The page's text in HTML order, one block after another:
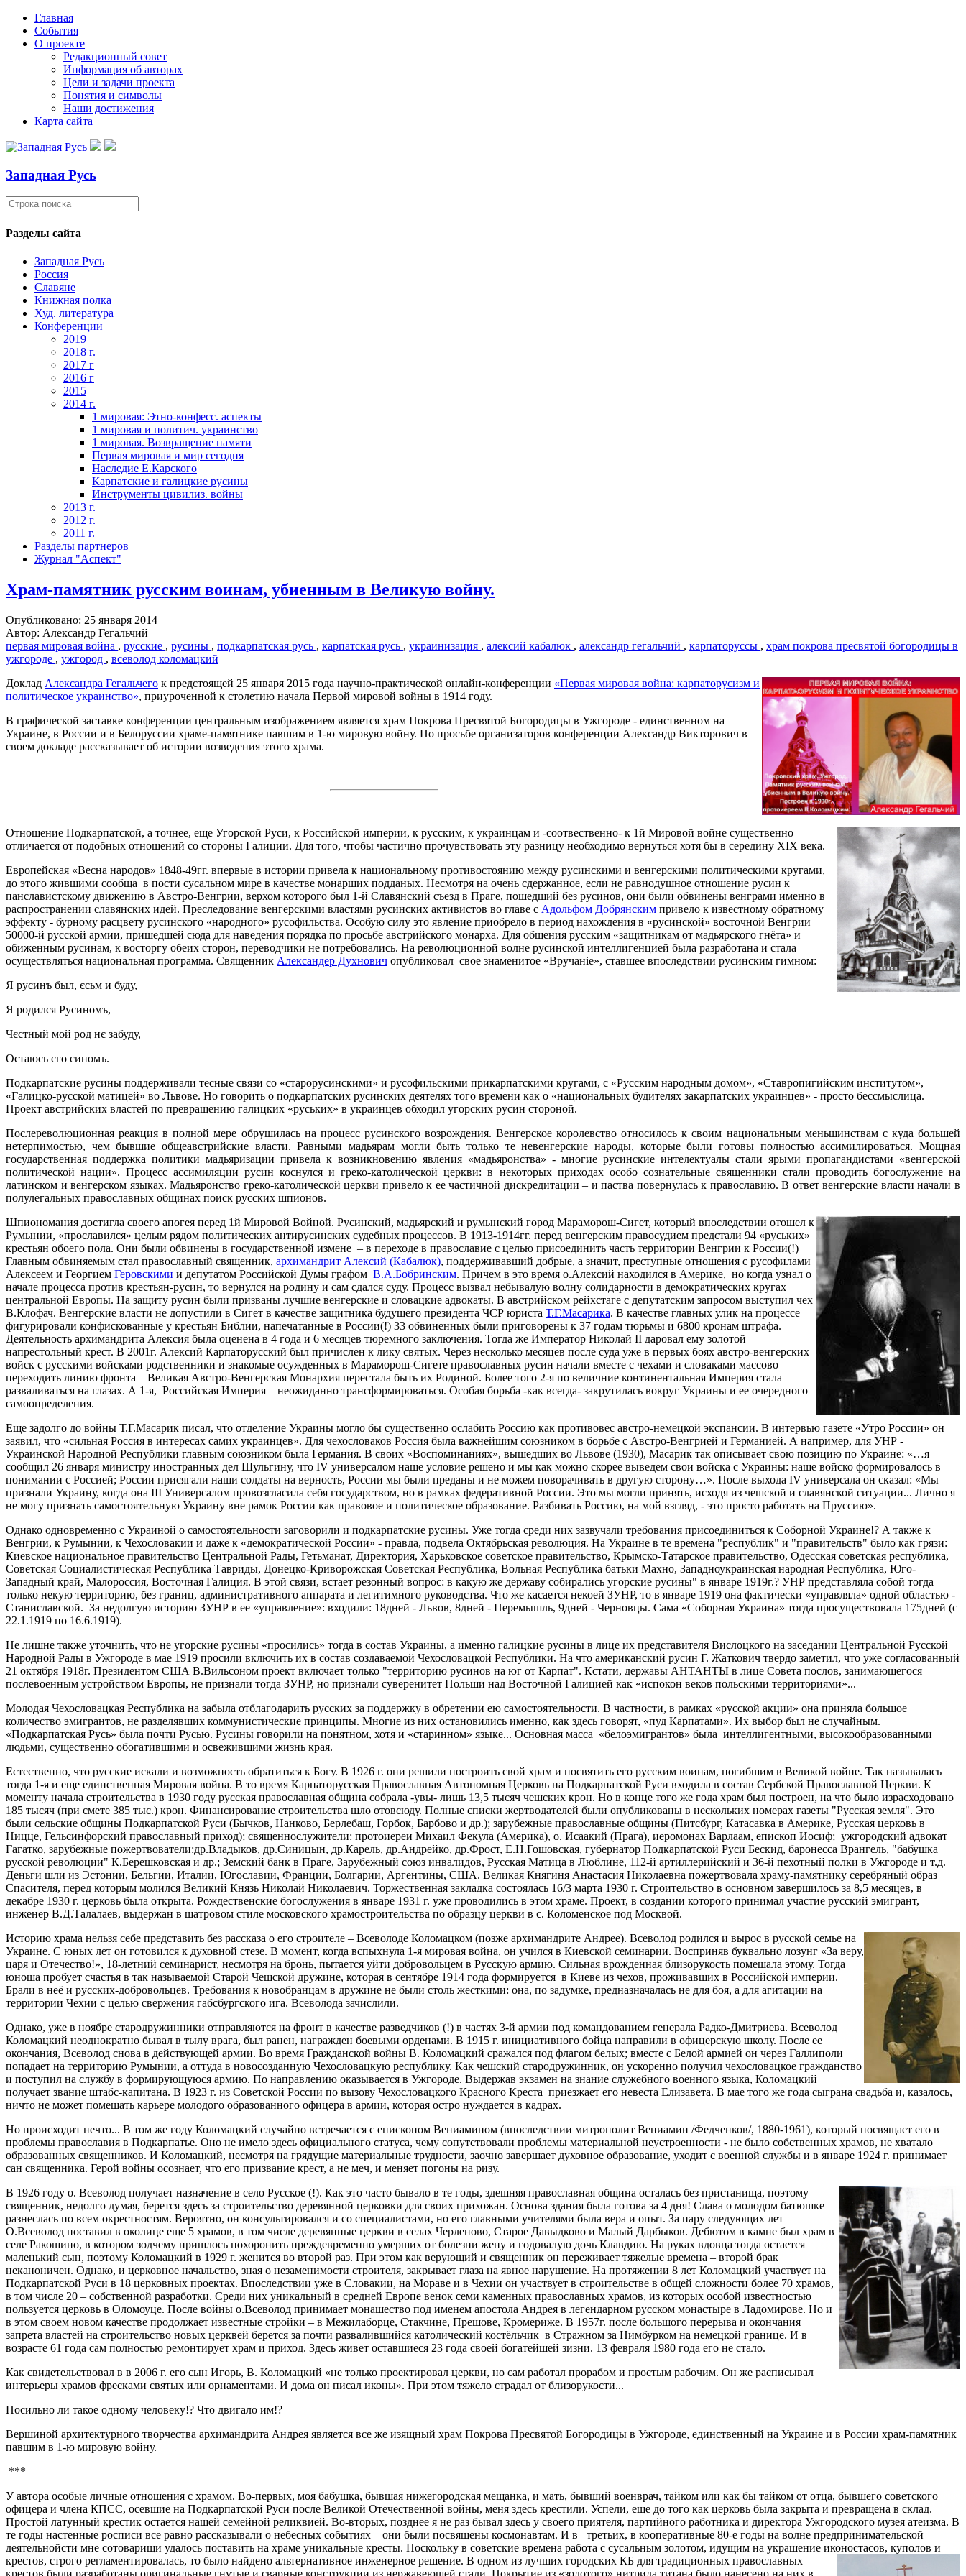
Главная
События
О проекте
Редакционный совет
Информация об авторах
Цели и задачи проекта
Понятия и символы
Наши достижения
Карта сайта
Западная Русь
Разделы сайта
Западная Русь
Россия
Славяне
Книжная полка
Худ. литература
Конференции
2019
2018 г.
2017 г
2016 г
2015
2014 г.
1 мировая: Этно-конфесс. аспекты
1 мировая и политич. украинство
1 мировая. Возвращение памяти
Первая мировая и мир сегодня
Наследие Е.Карского
Карпатские и галицкие русины
Инструменты цивилиз. войны
2013 г.
2012 г.
2011 г.
Разделы партнеров
Журнал "Аспект"
Храм-памятник русским воинам, убиенным в Великую войну.
Опубликовано: 25 января 2014
Автор: Александр Гегальчий
первая мировая война , русские , русины , подкарпатская русь , карпатская русь , украинизация , алексий кабалюк , александр гегальчий , карпаторуссы , храм покрова пресвятой богородицы в
ужгороде , ужгород , всеволод коломацкий
Доклад Александра Гегальчего к предстоящей 25 января 2015 года научно-практической онлайн-конференции «Первая мировая война: карпаторусизм и
политическое украинство», приуроченной к столетию начала Первой мировой войны в 1914 году.
В графической заставке конференции центральным изображением является храм Покрова Пресвятой Богородицы в Ужгороде - единственном на
Украине, в России и в Белоруссии храме-памятнике павшим в 1-ю мировую войну. По просьбе организаторов конференции Александр Викторович в
своем докладе рассказывает об истории возведения этого храма.
Отношение Подкарпатской, а точнее, еще Угорской Руси, к Российской империи, к русским, к украинцам и -соотвественно- к 1й Мировой войне существенно
отличается от подобных отношений со стороны Галиции. Для того, чтобы частично прочувствовать эту разницу необходимо вернуться хотя бы в середину ХIХ века.
Европейская «Весна народов» 1848-49гг. впервые в истории привела к национальному противостоянию между русинскими и венгерскими политическими кругами,
до этого жившими сообща в пости сусальном мире в качестве монарших подданых. Несмотря на очень сдержанное, если не равнодушное отношение русин к
панславистскому движению в Австро-Венгрии, верхом которого был 1-й Славянский съезд в Праге, пошедший без русинов, они были обвинены венграми именно в
распространении славянских идей. Преследование венгерскими властями русинских активистов во главе с Адольфом Добрянским привело к известному обратному
эффекту - бурному расцвету русинского «народного» русофильства. Особую силу это явление приобрело в период нахождения в «русинской» восточной Венгрии
50000-й русской армии, пришедшей сюда для наведения порядка по просьбе австрийского монарха. Для общения русским «защитникам от мадьярского гнёта» и
обиженным русинам, к восторгу обеих сторон, переводчики не потребовались. На революционной волне русинской интеллигенцией была разработана и стала
осуществляться национальная программа. Священник Александер Духнович опубликовал свое знаменитое «Вручаніе», ставшее впоследствии русинским гимном:
Я русинъ был, єсьм и буду,
Я родился Русиномъ,
Чєстный мой род нє забуду,
Остаюсь єго синомъ.
Подкарпатские русины поддерживали тесные связи со «старорусинскими» и русофильскими прикарпатскими кругами, с «Русским народным домом», «Ставропигийским институтом»,
«Галицко-русской матицей» во Львове. Но говорить о подкарпатских русинских деятелях того времени как о «национальных будителях закарпатских украинцев» - просто бессмыслица.
Проект австрийских властей по превращению галицких «руських» в украинцев обходил угорских русин стороной.
Послереволюционная реакция в полной мере обрушилась на процесс русинского возрождения. Венгерское королевство относилось к своим национальным меньшинствам с куда большей
нетерпимостью, чем бывшие общеавстрийские власти. Равными мадьярам могли быть только те невенгерские народы, которые были готовы полностью ассимилироваться. Мощная
государственная поддержка политики мадьяризации привела к возникновению явления «мадьяронства» - многие русинские интелектуалы стали ярыми пропагандистами «венгерской
политической нации». Процесс ассимиляции русин коснулся и греко-католической церкви: в некоторых приходах особо сознательные священники стали проводить богослужение на
латинском и венгерском языках. Мадьяронство греко-католической церкви привело к ее частичной дискредитации – и паства повернулась к православию. В ответ венгерские власти начали в
полулегальных православных общинах поиск русских шпионов.
Шпиономания достигла своего апогея перед 1й Мировой Войной. Русинский, мадьярский и румынский город Мараморош-Сигет, который впоследствии отошел к
Румынии, «прославился» целым рядом политических антирусинских судебных процессов. В 1913-1914гг. перед венгерским правосудием предстали 94 «руських»
крестьян обоего пола. Они были обвинены в государственной измене – в переходе в православие с целью присоединить часть территории Венгрии к России(!)
Главным обвиняемым стал православный священник, архимандрит Алексий (Кабалюк), поддерживавший добрые, а значит, преступные отношения с русофилами
Алексеем и Георгием Геровскими и депутатом Российской Думы графом В.А.Бобринским. Причем в это время о.Алексий находился в Америке, но когда узнал о
начале процесса против крестьян-русин, то вернулся на родину и сам сдался суду. Процесс вызвал небывалую волну солидарности в демократических кругах
центральной Европы. На защиту русин были призваны лучшие венгерские и словацкие адвокаты. В австрийском рейхстаге с депутатским запросом выступил чех
В.Клофач. Венгерские власти не допустили в Сигет в качестве защитника будущего президента ЧСР юриста Т.Г.Масарика. В качестве главных улик на процессе
фигурировали конфискованные у крестьян Библии, напечатанные в России(!) 33 обвиненных были приговорены к 37 годам тюрьмы и 6800 кронам штрафа.
Деятельность архимандрита Алексия была оценена в 4 года и 6 месяцев тюремного заключения. Тогда же Император Николай II даровал ему золотой
напрестольный крест. В 2001г. Алексий Карпаторусский был причислен к лику святых. Через несколько месяцев после суда уже в первых боях австро-венгерских
войск с русскими войсками родственники и знакомые осужденных в Мараморош-Сигете православных русин начали вместе с чехами и словаками массово
переходить линию фронта – Великая Австро-Венгерская Монархия перестала быть их Родиной. Более того 2-я по величние континентальная Империя стала
разваливаться на глазах. А 1-я, Российская Империя – неожиданно трансформироваться. Особая борьба -как всегда- закрутилась вокруг Украины и ее очередного
самоопределения.
Еще задолго до войны Т.Г.Масарик писал, что отделение Украины могло бы существенно ослабить Россию как противовес австро-немецкой экспансии. В интервью газете «Утро России» он
заявил, что «сильная Россия в интересах самих украинцев». Для чехословаков Россия была важнейшим союзником в борьбе с Австро-Венгрией и Германией. А например, для УНР -
Украинской Народной Республики главным союзником была Германия. В своих «Воспоминаниях», вышедших во Львове (1930), Масарик так описывает свою позицию по Украине: «…я
сообщил 26 января министру иностранных дел Шульгину, что IV универсалом наше условие решено и мы как можно скорее выведем свои войска с Украины: наше войско формировалось в
понимании с Россией; России присягали наши солдаты на верность, России мы были преданы и не можем поворачивать в другую сторону…». После выхода IV универсала он сказал: «Мы
признали Украину, когда она III Универсалом провозгласила себя государством, но в рамках федеративной России. Это мы могли принять, исходя из чешской и славянской ситуации... Лично я
не могу признать самостоятельную Украину вне рамок России как правовое и политическое образование. Разбивать Россию, на мой взгляд, - это просто работать на Пруссию».
Однако одновременно с Украиной о самостоятельности заговорили и подкарпатские русины. Уже тогда среди них зазвучали требования присоединиться к Соборной Украине!? А также к
Венгрии, к Румынии, к Чехословакии и даже к «демократической России» - правда, подвела Октябрьская революция. На Украине в те времена "республик" и "правительств" было как грязи:
Киевское национальное правительство Центральной Рады, Гетьманат, Директория, Харьковское советское правительство, Крымско-Татарское правительство, Одесская советская республика,
Советская Социалистическая Республика Тавриды, Донецко-Криворожская Советская Республика, Вольная Республика батьки Махно, Западноукраинская народная Республика, Юго-
Западный край, Малороссия, Восточная Галиция. В этой связи, встает резонный вопрос: в какую же державу собирались угорские русины" в январе 1919г.? УНР представляла собой тогда
только некую территорию, без границ, административного аппарата и легитимного руководства. Что же касается некоей ЗУНР, то в январе 1919 она фактически «управляла» одной областью -
Станиславской. За недолгую историю ЗУНР в ее «управление»: входили: 18дней - Львов, 8дней - Перемышль, 9дней - Черновцы. Сама «Соборная Украина» тогда просуществовала 175дней (с
22.1.1919 по 16.6.1919).
Не лишне также уточнить, что не угорские русины «просились» тогда в состав Украины, а именно галицкие русины в лице их представителя Вислоцкого на заседании Центральной Русской
Народной Рады в Ужгороде в мае 1919 просили включить их в состав создаваемой Чехословацкой Республики. На что американский русин Г. Жаткович твердо заметил, что уже согласованный
21 октября 1918г. Президентом США В.Вильсоном проект включает только "территорию русинов на юг от Карпат". Кстати, державы АНТАНТЫ в лице Совета послов, занимающегося
послевоенным устройством Европы, не признали тогда ЗУНР, но признали суверенитет Польши над Восточной Галицией как «испокон веков польскими территориями»...
Молодая Чехословацкая Республика на забыла отблагодарить русских за поддержку в обретении ею самостоятельности. В частности, в рамках «русской акции» она приняла большое
количество эмигрантов, не разделявших коммунистические принципы. Многие из них остановились именно, как здесь говорят, «пуд Карпатами». Их выбор был не случайным.
«Подкарпатская Русь» была почти Русью. Русины говорили на понятном, хотя и «старинном» языке... Основная масса «белоэмигрантов» была интеллигентными, высокообразованными
людьми, существенно обогатившими и освежившими жизнь края.
Естественно, что русские искали и возможность обратиться к Богу. В 1926 г. они решили построить свой храм и посвятить его русским воинам, погибшим в Великой войне. Так называлась
тогда 1-я и еще единственная Мировая война. В то время Карпаторусская Православная Автономная Церковь на Подкарпатской Руси входила в состав Сербской Православной Церкви. К
моменту начала строительства в 1930 году русская православная община собрала -увы- лишь 13,5 тысяч чешских крон. Но в конце того же года храм был построен, на что было израсходовано
185 тысяч (при смете 385 тыс.) крон. Финансирование строительства шло отовсюду. Полные списки жертводателей были опубликованы в нескольких номерах газеты "Русская земля". Это
были сельские общины Подкарпатской Руси (Бычков, Нанково, Берлебаш, Горбок, Барбово и др.); зарубежные православные общины (Питсбург, Катасавка в Америке, Русская церковь в
Ницце, Гельсинфорский православный приход); священнослужители: протоиереи Михаил Фекула (Америка), о. Исаакий (Прага), иеромонах Варлаам, епископ Иосиф; ужгородский адвокат
Гагатко, зарубежные пожертвователи:др.Владыков, др.Синицын, др.Карель, др.Андрейко, др.Фрост, Е.Н.Гошовская, губернатор Подкарпатской Руси Бескид, баронесса Врангель, "бабушка
русской революции" К.Берешковская и др.; Земский банк в Праге, Зарубежный союз инвалидов, Русская Матица в Люблине, 112-й артиллерийский и 36-й пехотный полки в Ужгороде и т.д.
Деньги шли из Эстонии, Бельгии, Италии, Югославии, Франции, Болгарии, Аргентины, США. Великая Княгиня Анастасия Николаевна пожертвовала храму-памятнику серебряный образ
Спасителя, перед которым молился Великий Князь Николай Николаевич. Торжественная закладка состоялась 16/3 марта 1930 г. Строительство в основном завершилось за 8,5 месяцев, в
декабре 1930 г. церковь была открыта. Рождественские богослужения в январе 1931 г. уже проводились в этом храме. Проект, в создании которого принимал участие русский эмигрант,
инженер В.Д.Талалаев, выдержан в шатровом стиле московского храмостроительства по образцу церкви в с. Коломенское под Москвой.
Историю храма нельзя себе представить без рассказа о его строителе – Всеволоде Коломацком (позже архимандрите Андрее). Всеволод родился и вырос в русской семье на
Украине. С юных лет он готовился к духовной стезе. В момент, когда вспыхнула 1-я мировая война, он учился в Киевской семинарии. Восприняв буквально лозунг «За веру,
царя и Отечество!», 18-летний семинарист, несмотря на бронь, пытается уйти добровольцем в Русскую армию. Сильная врожденная близорукость помешала этому. Тогда
юноша пробует счастья в так называемой Старой Чешской дружине, которая в сентябре 1914 года формируется в Киеве из чехов, проживавших в Российской империи.
Брали в неё и русских-добровольцев. Требования к новобранцам в дружине не были столь жесткими: она, по задумке, предназначалась не для боя, а для агитации на
территории Чехии с целью свержения габсбургского ига. Всеволода зачислили.
Однако, уже в ноябре стародружинники отправляются на фронт в качестве разведчиков (!) в частях 3-й армии под командованием генерала Радко-Дмитриева. Всеволод
Коломацкий неоднократно бывал в тылу врага, был ранен, награжден боевыми орденами. В 1915 г. инициативного бойца направили в офицерскую школу. После ее
окончания, Всеволод снова в действующей армии. Во время Гражданской войны В. Коломацкий сражался под флагом белых; вместе с Белой армией он через Галлиполи
попадает на территорию Румынии, а оттуда в новосозданную Чехословацкую республику. Как чешский стародружинник, он ускоренно получил чехословацкое гражданство
и поступил на службу в формирующуюся армию. По направлению оказывается в Ужгороде. Выдержав экзамен на знание служебного военного языка, Коломацкий
получает звание штабс-капитана. В 1923 г. из Советской России по вызову Чехословацкого Красного Креста приезжает его невеста Елизавета. В мае того же года сыграна свадьба и, казалось,
ничто не может помешать карьере молодого образованного офицера в армии, которая остро нуждается в кадрах.
Но происходит нечто... В том же году Коломацкий случайно встречается с епископом Вениамином (впоследствии митрополит Вениамин /Федченков/, 1880-1961), который посвящает его в
проблемы православия в Подкарпатье. Оно не имело здесь официального статуса, чему сопутствовали проблемы материальной неустроенности - не было собственных храмов, не хватало
образованных священников. И Коломацкий, несмотря на грядущие материальные трудности, заочно завершает духовное образование, уходит с военной службы и в январе 1924 г. принимает
сан священника. Герой войны осознает, что его призвание крест, а не меч, и меняет погоны на ризу.
В 1926 году о. Всеволод получает назначение в село Русское (!). Как это часто бывало в те годы, здешняя православная община осталась без пристанища, поэтому
священник, недолго думая, берется здесь за строительство деревянной церковки для своих прихожан. Основа здания была готова за 4 дня! Слава о молодом батюшке
разнеслась по всем окрестностям. Вероятно, он консультировался и со специалистами, но его главными учителями была вера и опыт. За пару следующих лет
О.Всеволод поставил в околице еще 5 храмов, в том числе деревянные церкви в селах Черленово, Старое Давыдково и Малый Дарбыков. Дебютом в камне был храм в
селе Ракошино, в котором зодчему пришлось похоронить преждевременно умерших от болезни жену и годовалую дочь Клавдию. На руках вдовца тогда остается
маленький сын, поэтому Коломацкий в 1929 г. женится во второй раз. При этом как верующий и священник он переживает тяжелые времена – второй брак
неканоничен. Однако, и церковное начальство, зная о незаменимости строителя, закрывает глаза на явное нарушение. На протяжении 8 лет Коломацкий участвует на
Подкарпатской Руси в 18 церковных проектах. Впоследствии уже в Словакии, на Мораве и в Чехии он участвует в строительстве в общей сложности более 70 храмов,
в том числе 20 – собственной разработки. Среди них уникальный в средней Европе венок семи каменных православных храмов, из которых особой известностью
пользуется церковь в Оломоуце. После войны о.Всеволод принимает монашество под именем апостола Андрея в легендарном русском монастыре в Ладомирове. Но и
в этом своем новом качестве продолжает известные стройки – в Межилаборце, Стакчине, Прешове, Кромериже. В 1957г. после большого перерыва и окончания
запрета властей на строительство новых церквей берется за почти развалившийся католический костёльчик в Стражном за Нимбурком на немецкой границе. И в
возрасте 61 года сам полностью ремонтирует храм и приход. Здесь живет оставшиеся 23 года своей богатейшей зизни. 13 февраля 1980 года его не стало.
Как свидетельствовал в в 2006 г. его сын Игорь, В. Коломацкий «не только проектировал церкви, но сам работал прорабом и простым рабочим. Он же расписывал
интерьеры храмов фресками святых или орнаментами. И дома он писал иконы». При этом тяжело страдал от близорукости...
Посильно ли такое одному человеку!? Что двигало им!?
Вершиной архитектурного творчества архимандрита Андрея является все же изящный храм Покрова Пресвятой Богородицы в Ужгороде, единственный на Украине и в России храм-памятник
павшим в 1-ю мировую войну.
***
У автора особые личные отношения с храмом. Во-первых, моя бабушка, бывшая нижегородская мещанка, и мать, бывший военврач, тайком или как бы тайком от отца, бывшего советского
офицера и члена КПСС, осевшие на Подкарпатской Руси после Великой Отечественной войны, меня здесь крестили. Успели, еще до того как церковь была закрыта и превращена в склад.
Простой латунный крестик остается нашей семейной реликвией. Во-вторых, позднее я не раз бывал здесь у своего приятеля, партийного работника и директора Ужгородского музея атеизма. В
те годы настенные росписи все равно рассказывали о небесных событиях – они были посвящены космонавтам. И в –третьих, в кооперативные 80-е годы на волне предпринимательской
деятельнойсти мне сотоварищи удалось поставить на храме уникальные кресты. Поскольку в советские времена работа с сусальным золотом, идущим на украшение иконостасов, куполов и
крестов, строго регламентировалась, то было найдено альтернативное инженерное решение. В одном из лучших городских КБ для традиционных православных
крестов были разработаны оригинальные гнутые и сварные конструкции из нержавеющей стали. Покрытие из «золотого» нитрида титана было нанесено на них в